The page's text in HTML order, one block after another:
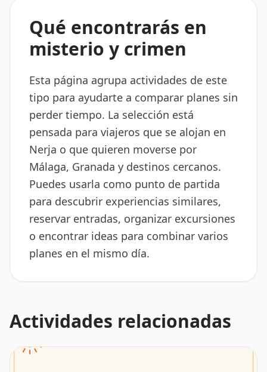
Qué encontrarás en
misterio y crimen
Esta página agrupa actividades de este
tipo para ayudarte a comparar planes sin
perder tiempo. La selección está
pensada para viajeros que se alojan en
Nerja o que quieren moverse por
Málaga, Granada y destinos cercanos.
Puedes usarla como punto de partida
para descubrir experiencias similares,
reservar entradas, organizar excursiones
o encontrar ideas para combinar varios
planes en el mismo día.
Actividades relacionadas